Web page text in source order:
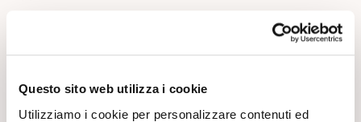
Questo sito web utilizza i cookie
Utilizziamo i cookie per personalizzare contenuti ed